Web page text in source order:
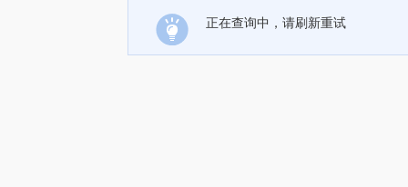
正在查询中，请刷新重试